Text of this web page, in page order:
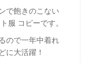
で飽きのこない
服 コピーです。
ので一年中着れ
に大活躍！